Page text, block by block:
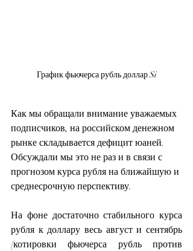
График фьючерса рубль доллар Si
Как мы обращали внимание уважаемых
подписчиков, на российском денежном
рынке складывается дефицит юаней.
Обсуждали мы это не раз и в связи с
прогнозом курса рубля на ближайшую и
среднесрочную перспективу.
На фоне достаточно стабильного курса
рубля к доллару весь август и сентябрь
(котировки фьючерса рубль против